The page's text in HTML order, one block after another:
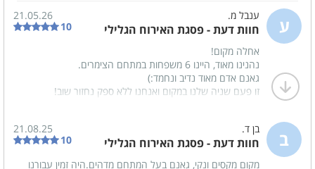
ימי כיף
ימי הולדת
מסיבת רווקים
מסיבת רווקות
הצעות נישואין
בר/ ת מצווה
ע ענבל מ.
חוות דעת - פסגת האירוח הגלילי
21.05.26
10
אחלה מקום!
נהנינו מאוד, היינו 6 משפחות במתחם הצימרים.
גאנם אדם מאוד נדיב ונחמד:)
זו פעם שניה שלנו במקום ואנחנו ללא ספק נחזור שוב!
ב בן ד.
חוות דעת - פסגת האירוח הגלילי
21.08.25
10
מקום מקסים ונקי, גאנם בעל המתחם מדהים.היה זמין עבורנו